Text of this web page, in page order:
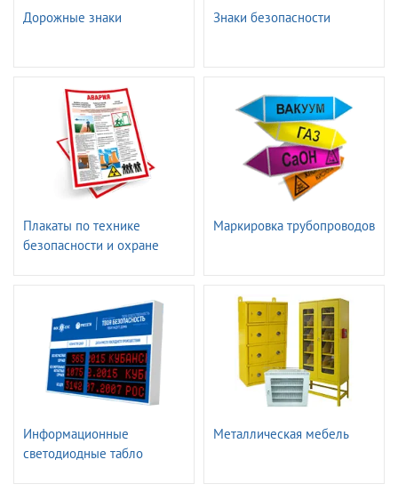
Дорожные знаки Знаки безопасности
Плакаты по технике
безопасности и охране
Маркировка трубопроводов
Информационные
светодиодные табло
Металлическая мебель